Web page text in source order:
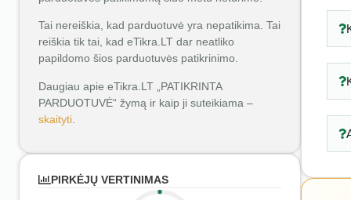
Tai nereiškia, kad parduotuvė yra nepatikima. Tai
reiškia tik tai, kad eTikra.LT dar neatliko
papildomo šios parduotuvės patikrinimo.
Daugiau apie eTikra.LT „PATIKRINTA
PARDUOTUVĖ“ žymą ir kaip ji suteikiama –
skaityti
PIRKĖJŲ VERTINIMAS